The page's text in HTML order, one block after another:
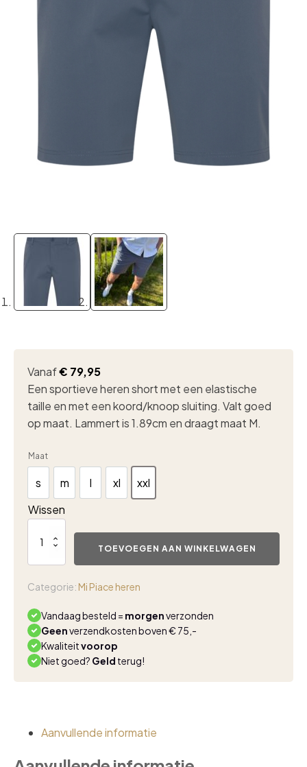
Vanaf€ 79,95
Een sportieve heren short met een elastische
taille en met een koord/knoop sluiting. Valt goed
op maat. Lammert is 1.89cm en draagt maat M.
Maat
s
s
m
m
l
l
xl
xl
xxl
xxl
Wissen
bermuda
cloudblue
TOEVOEGEN AAN WINKELWAGEN
Categorie: Mi Piace heren
Vandaag besteld = morgenverzonden
Geenverzendkosten boven € 75,-
Kwaliteitvoorop
Niet goed? Geld terug!
Aanvullende informatie